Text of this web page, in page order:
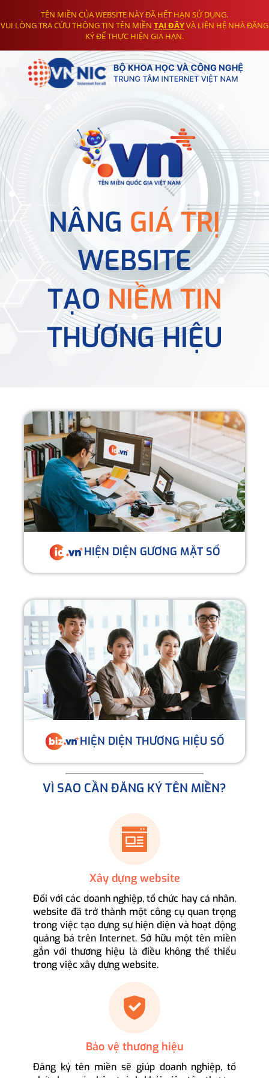
TÊN MIỀN CỦA WEBSITE NÀY ĐÃ HẾT HẠN SỬ DỤNG.
VUI LÒNG TRA CỨU THÔNG TIN TÊN MIỀN TẠI ĐÂYVÀ LIÊN HỆ NHÀ ĐĂNG
KÝ ĐỂ THỰC HIỆN GIA HẠN.
NÂNG GIÁ TRỊ
WEBSITE
TẠONIỀM TIN
THƯƠNG HIỆU
HIỆN DIỆN GƯƠNG MẶT SỐ
HIỆN DIỆN THƯƠNG HIỆU SỐ
VÌ SAO CẦN ĐĂNG KÝ TÊN MIỀN?
Xây dựng website
Đối với các doanh nghiệp, tổ chức hay cá nhân,
website đã trở thành một công cụ quan trọng
trong việc tạo dựng sự hiện diện và hoạt động
quảng bá trên Internet. Sở hữu một tên miền
gắn với thương hiệu là điều không thể thiếu
trong việc xây dựng website.
Bảo vệ thương hiệu
Đăng ký tên miền sẽ giúp doanh nghiệp, tổ